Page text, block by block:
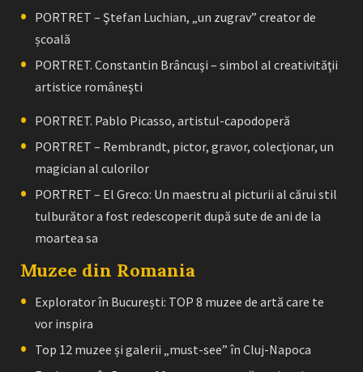
PORTRET – Ştefan Luchian, „un zugrav” creator de
școală
PORTRET. Constantin Brâncuşi – simbol al creativităţii
artistice româneşti
PORTRET. Pablo Picasso, artistul-capodoperă
PORTRET – Rembrandt, pictor, gravor, colecţionar, un
magician al culorilor
PORTRET – El Greco: Un maestru al picturii al cărui stil
tulburător a fost redescoperit după sute de ani de la
moartea sa
Muzee din Romania
Explorator în București: TOP 8 muzee de artă care te
vor inspira
Top 12 muzee și galerii „must-see” în Cluj-Napoca